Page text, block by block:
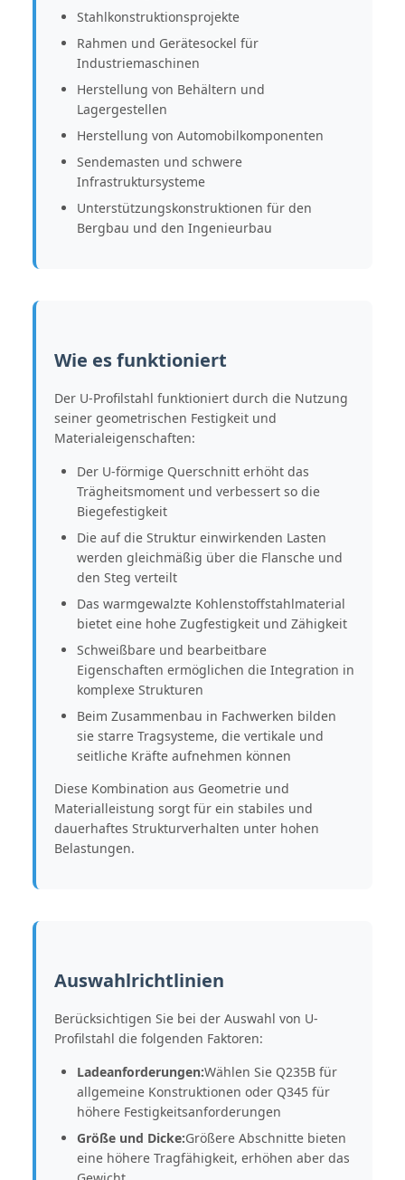
Stahlkonstruktionsprojekte
Rahmen und Gerätesockel für
Industriemaschinen
Herstellung von Behältern und
Lagergestellen
Herstellung von Automobilkomponenten
Sendemasten und schwere
Infrastruktursysteme
Unterstützungskonstruktionen für den
Bergbau und den Ingenieurbau
Wie es funktioniert
Der U-Profilstahl funktioniert durch die Nutzung
seiner geometrischen Festigkeit und
Materialeigenschaften:
Der U-förmige Querschnitt erhöht das
Trägheitsmoment und verbessert so die
Biegefestigkeit
Die auf die Struktur einwirkenden Lasten
werden gleichmäßig über die Flansche und
den Steg verteilt
Das warmgewalzte Kohlenstoffstahlmaterial
bietet eine hohe Zugfestigkeit und Zähigkeit
Schweißbare und bearbeitbare
Eigenschaften ermöglichen die Integration in
komplexe Strukturen
Beim Zusammenbau in Fachwerken bilden
sie starre Tragsysteme, die vertikale und
seitliche Kräfte aufnehmen können
Diese Kombination aus Geometrie und
Materialleistung sorgt für ein stabiles und
dauerhaftes Strukturverhalten unter hohen
Belastungen.
Auswahlrichtlinien
Berücksichtigen Sie bei der Auswahl von U-
Profilstahl die folgenden Faktoren:
Ladeanforderungen:Wählen Sie Q235B für
allgemeine Konstruktionen oder Q345 für
höhere Festigkeitsanforderungen
Größe und Dicke:Größere Abschnitte bieten
eine höhere Tragfähigkeit, erhöhen aber das